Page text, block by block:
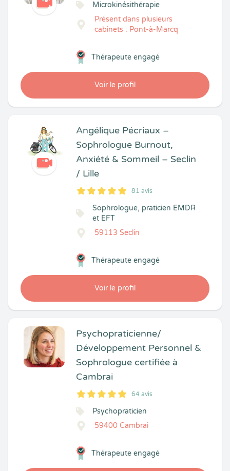
Microkinésithérapie
Présent dans plusieurs
cabinets : Pont-à-Marcq
Voir le profil
Thérapeute engagé
Angélique Pécriaux –
Sophrologue Burnout,
Anxiété & Sommeil – Seclin
/ Lille
5
1
5
81 81 avis
Sophrologue, praticien EMDR
et EFT
59113 Seclin
Voir le profil
Thérapeute engagé
Psychopraticienne/
Développement Personnel &
Sophrologue certifiée à
Cambrai
5
1
5
64 64 avis
Psychopraticien
59400 Cambrai
Thérapeute engagé